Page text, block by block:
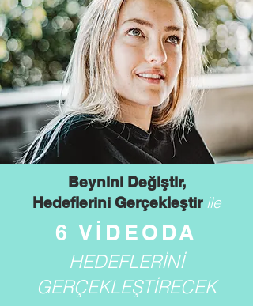
Beynini Değiştir,
Hedeflerini Gerçekleştir ile
6 VİDEODA
HEDEFLERİNİ
GERÇEKLEŞTİRECEK